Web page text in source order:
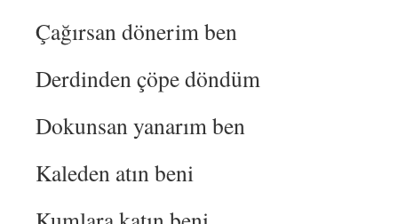
Çağırsan dönerim ben
Derdinden çöpe döndüm
Dokunsan yanarım ben
Kaleden atın beni